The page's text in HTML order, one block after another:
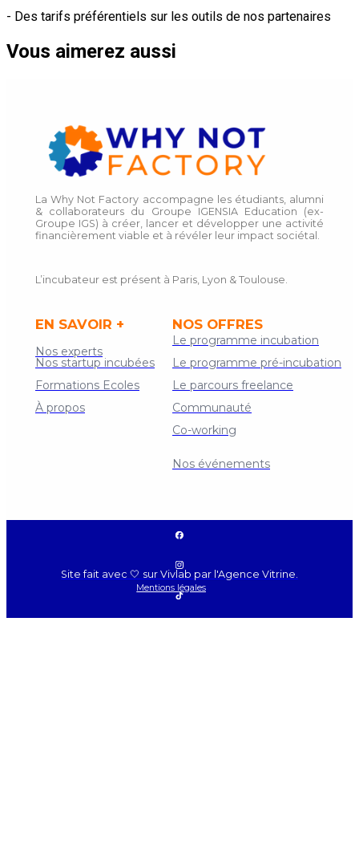
- Des tarifs préférentiels sur les outils de nos partenaires
Vous aimerez aussi
Le programme incubation
La Why Not Factory accompagne les étudiants, alumni
& collaborateurs du Groupe IGENSIA Education (ex-
Groupe IGS) à créer, lancer et développer une activité
financièrement viable et à révéler leur impact sociétal.
L’incubateur est présent à Paris, Lyon & Toulouse.
NOS OFFRES
EN SAVOIR +
Co-working
Nos événements
Formations Ecoles
Nos startup incubées
Nos experts
Le parcours freelance
Le programme pré-incubation
À propos Communauté
Mentions légales
Site fait avec 🤍 sur Vivlab par l'Agence Vitrine.